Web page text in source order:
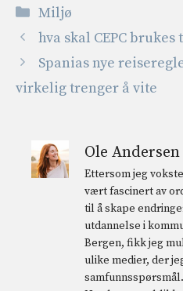
Kategorier
Miljø
hva skal CEPC brukes
Spanias nye
virkelig trenger å vite
Ole Andersen
Ettersom jeg
vært fascinert av
til å skape
utdannelse i
Bergen, fikk jeg
ulike medier, der